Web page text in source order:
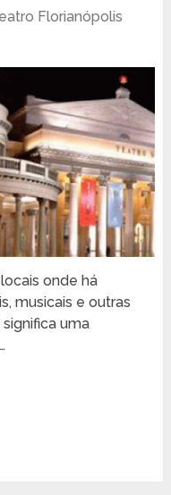
Florianópolis
onde há
musicais e outras
uma